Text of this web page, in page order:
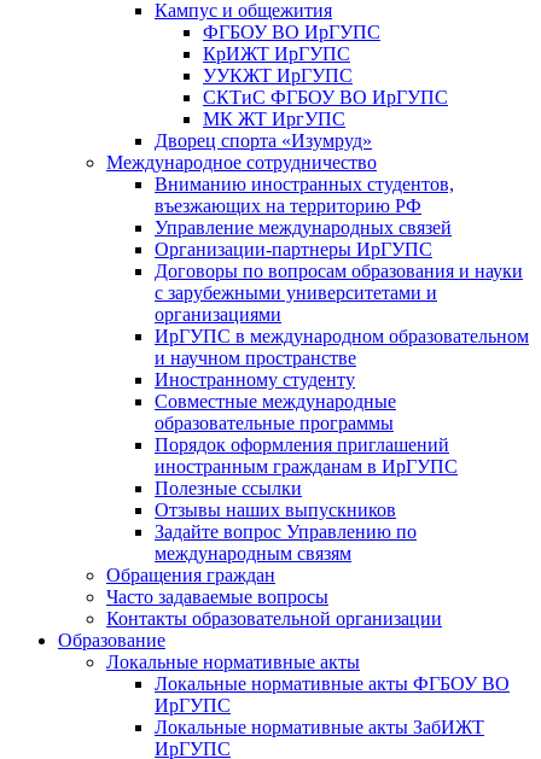
Кампус и общежития
ФГБОУ ВО ИрГУПС
КрИЖТ ИрГУПС
УУКЖТ ИрГУПС
СКТиС ФГБОУ ВО ИрГУПС
МК ЖТ ИргУПС
Дворец спорта «Изумруд»
Международное сотрудничество
Вниманию иностранных студентов,
въезжающих на территорию РФ
Управление международных связей
Организации-партнеры ИрГУПС
Договоры по вопросам образования и науки
с зарубежными университетами и
организациями
ИрГУПС в международном образовательном
и научном пространстве
Иностранному студенту
Совместные международные
образовательные программы
Порядок оформления приглашений
иностранным гражданам в ИрГУПС
Полезные ссылки
Отзывы наших выпускников
Задайте вопрос Управлению по
международным связям
Обращения граждан
Часто задаваемые вопросы
Контакты образовательной организации
Образование
Локальные нормативные акты
Локальные нормативные акты ФГБОУ ВО
ИрГУПС
Локальные нормативные акты ЗабИЖТ
ИрГУПС